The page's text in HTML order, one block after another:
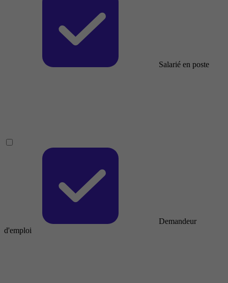
Salarié en poste
Demandeur
d'emploi